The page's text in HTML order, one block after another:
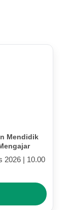
Mendidik
2026 | 10.00